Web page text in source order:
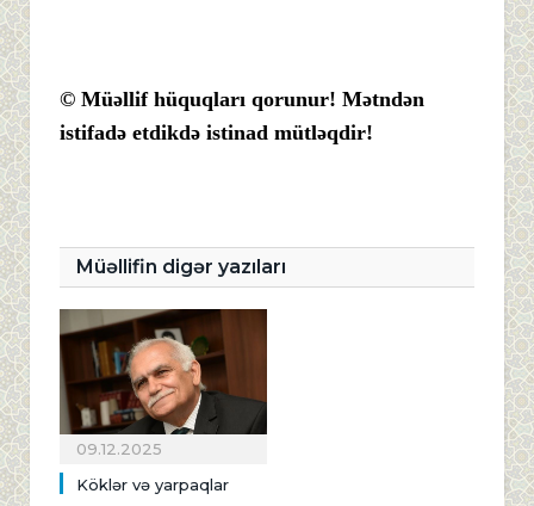
© Müəllif hüquqları qorunur! Mətndən
istifadə etdikdə istinad mütləqdir!
Müəllifin digər yazıları
09.12.2025
Köklər və yarpaqlar